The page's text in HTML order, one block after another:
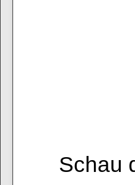
Schau